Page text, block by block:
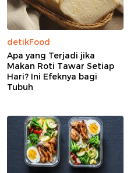
detikFood
Apa yang Terjadi jika
Makan Roti Tawar Setiap
Hari? Ini Efeknya bagi
Tubuh